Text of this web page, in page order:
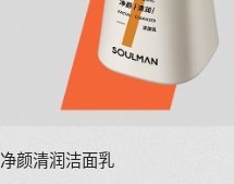
净颜清润洁面乳